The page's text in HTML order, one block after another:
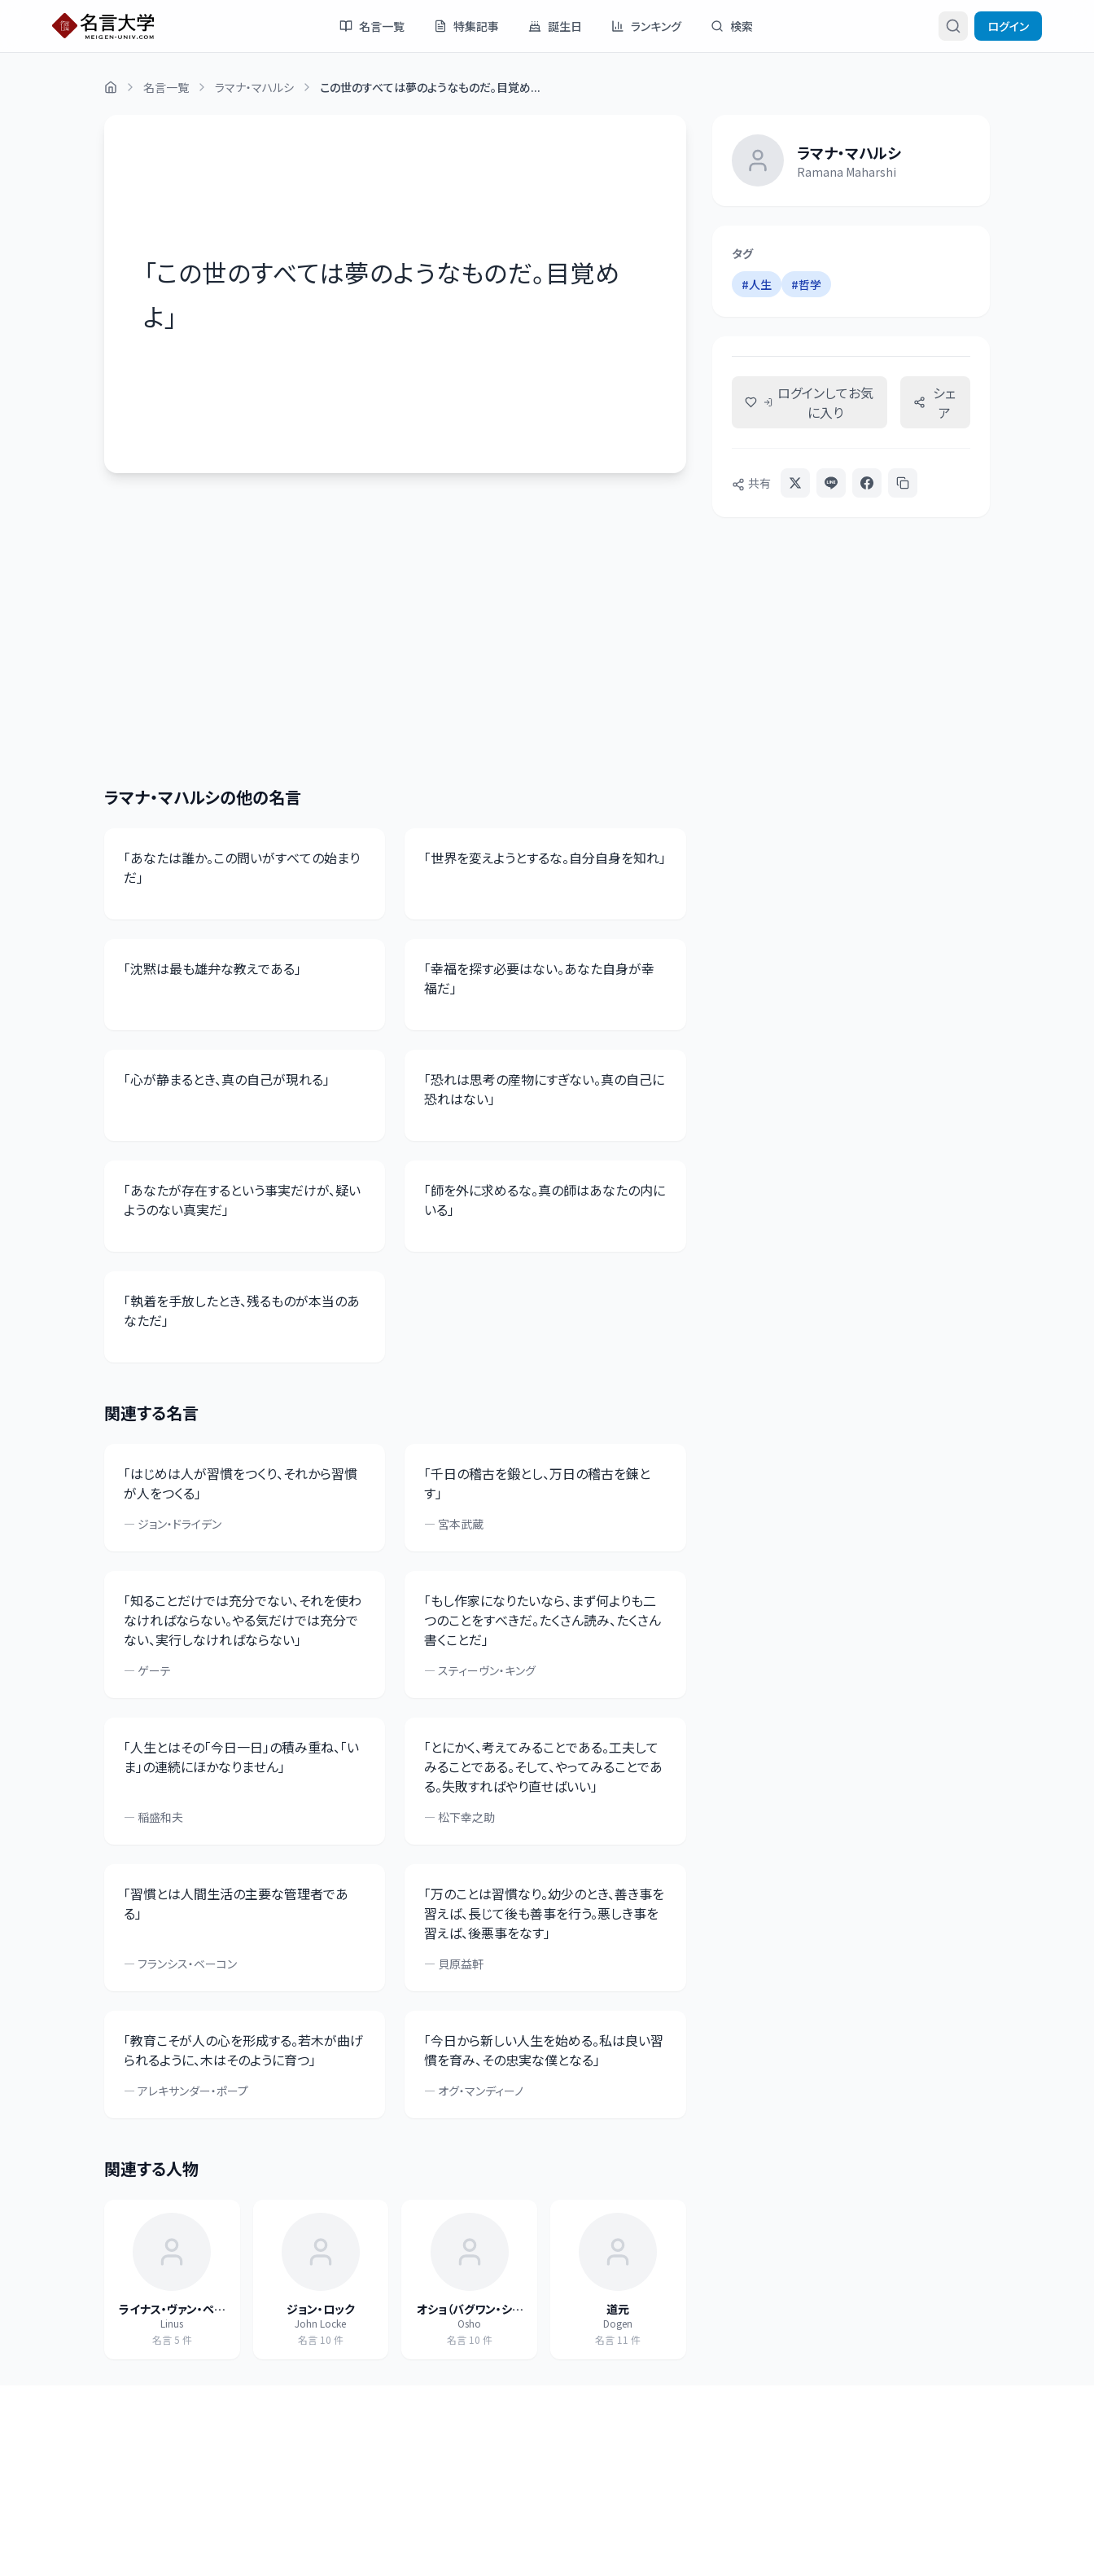
名言一覧 特集記事 誕生日 ランキング 検索 ログイン
名言一覧 ラマナ・マハルシ この世のすべては夢のようなものだ。目覚め...
「この世のすべては夢のようなものだ。目覚め
よ 」
ラマナ・マハルシ
Ramana Maharshi
タグ
#人生 #哲学
ログインしてお気
に入り
シェ
ア
共有
ラマナ・マハルシの他の名言
「あなたは誰か。この問いがすべての始まり
だ」
「世界を変えようとするな。自分自身を知れ」
「沈黙は最も雄弁な教えである」 「幸福を探す必要はない。あなた自身が幸
福だ」
「心が静まるとき、真の自己が現れる」 「恐れは思考の産物にすぎない。真の自己に
恐れはない」
「あなたが存在するという事実だけが、疑い
ようのない真実だ」
「師を外に求めるな。真の師はあなたの内に
いる」
「執着を手放したとき、残るものが本当のあ
なただ」
関連する名言
「はじめは人が習慣をつくり、それから習慣
が人をつくる」
— ジョン・ドライデン
「千日の稽古を鍛とし、万日の稽古を錬と
す」
— 宮本武蔵
「知ることだけでは充分でない、それを使わ
なければならない。やる気だけでは充分で
ない、実行しなければならない」
— ゲーテ
「もし作家になりたいなら、まず何よりも二
つのことをすべきだ。たくさん読み、たくさん
書くことだ」
—スティーヴン・キング
「人生とはその「今日一日」の積み重ね、「い
ま」の連続にほかなりません」
— 稲盛和夫
「とにかく、考えてみることである。工夫して
みることである。そして、やってみることであ
る。失敗すればやり直せばいい」
—松下幸之助
「習慣とは人間生活の主要な管理者であ
る」
— フランシス・ベーコン
「万のことは習慣なり。幼少のとき、善き事を
習えば、長じて後も善事を行う。悪しき事を
習えば、後悪事をなす」
— 貝原益軒
「教育こそが人の心を形成する。若木が曲げ
られるように、木はそのように育つ」
— アレキサンダー・ポープ
「今日から新しい人生を始める。私は良い習
慣を育み、その忠実な僕となる」
— オグ・マンディーノ
関連する人物
ライナス・ヴァン・ペル
ト
Linus
名言 5 件
ジョン・ロック
John Locke
名言 10 件
オショ（バグワン・シュ
リー・ラジニーシ）
Osho
名言 10 件
道元
Dogen
名言 11 件